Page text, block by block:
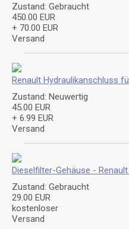
Zustand: Gebraucht
450.00 EUR
+ 70.00 EUR
Versand
Renault Hydraulikanschluss
Zustand: Neuwertig
45.00 EUR
+ 6.99 EUR
Versand
Dieselfilter-Gehäuse -
Zustand: Gebraucht
29.00 EUR
kostenloser
Versand